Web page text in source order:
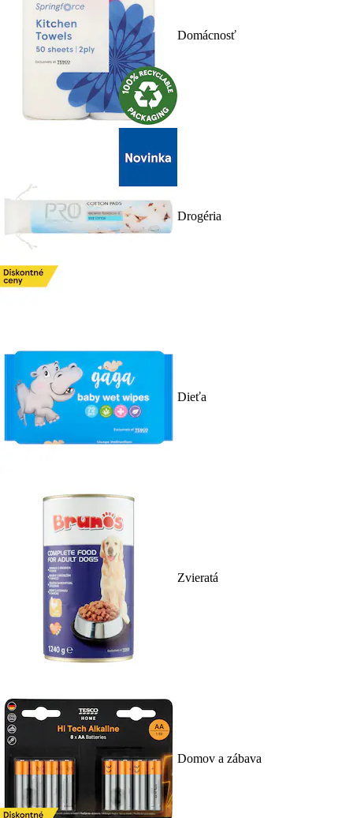
Domácnosť
Drogéria
Dieťa
Zvieratá
Domov a zábava